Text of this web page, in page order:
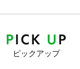
ピックアップ